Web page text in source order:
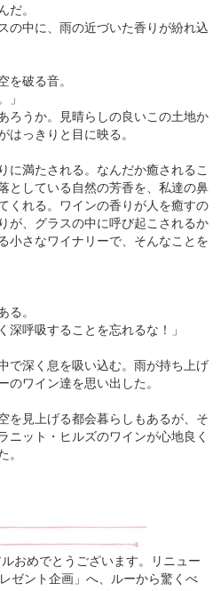
だ。
の中に、雨の近づいた香りが紛れ込
を破る音。
」
ろうか。見晴らしの良いこの土地か
はっきりと目に映る。
に満たされる。なんだか癒されるこ
としている自然の芳香を、私達の鼻
くれる。ワインの香りが人を癒すの
が、グラスの中に呼び起こされるか
小さなワイナリーで、そんなことを
る。
深呼吸することを忘れるな！」
で深く息を吸い込む。雨が持ち上げ
のワイン達を思い出した。
を見上げる都会暮らしもあるが、そ
ニット・ヒルズのワインが心地良く
。
おめでとうございます。リニュー
ゼント企画」へ、ルーから驚くべ